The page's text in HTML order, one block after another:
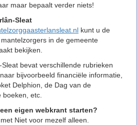
maar bepaalt verder niets!
Sleat
kunt u de
in de gemeente
bekijken.
bevat verschillende rubrieken
bijvoorbeeld financiële informatie,
Delphion, de Dag van de
etc.
eigen webkrant starten?
Niet voor mezelf alleen.